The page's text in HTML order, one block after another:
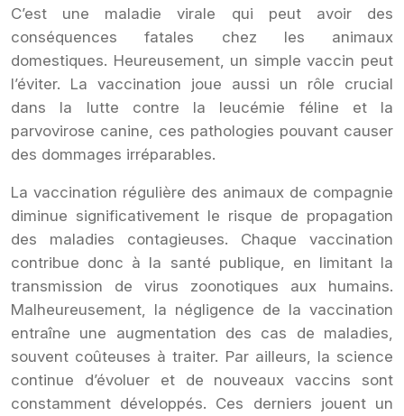
C’est une maladie virale qui peut avoir des
conséquences fatales chez les animaux
domestiques. Heureusement, un simple vaccin peut
l’éviter. La vaccination joue aussi un rôle crucial
dans la lutte contre la leucémie féline et la
parvovirose canine, ces pathologies pouvant causer
des dommages irréparables.
La vaccination régulière des animaux de compagnie
diminue significativement le risque de propagation
des maladies contagieuses. Chaque vaccination
contribue donc à la santé publique, en limitant la
transmission de virus zoonotiques aux humains.
Malheureusement, la négligence de la vaccination
entraîne une augmentation des cas de maladies,
souvent coûteuses à traiter. Par ailleurs, la science
continue d’évoluer et de nouveaux vaccins sont
constamment développés. Ces derniers jouent un